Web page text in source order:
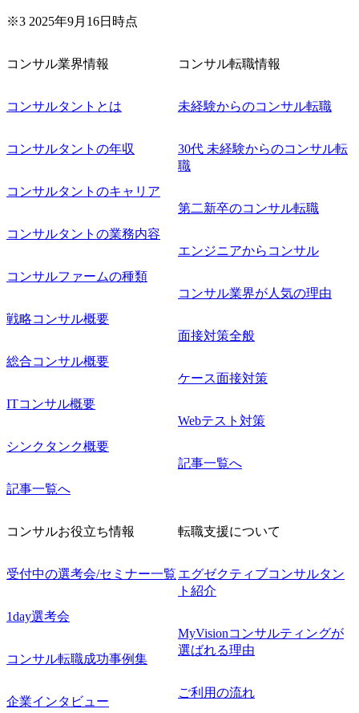
きます。 ● 勤務地 東京都渋谷区渋谷3丁目6-7 渋谷金王タワ
則により就業時間内の喫煙を全面的に禁止 ・禁煙サポート
制度あり オンライン ● 必須要件 以下いずれかのご経験をお
件定義～基本設計など上流経験2年以上 ・PMO経験2年以上
工程の経験 ・サブリーダー以上のマネジメント経験 ・お客
様との折衝経験、交渉経験 ・組織課題に対して主体的に業
務改善に取り組まれたご経験 ・アジャイル/スクラムへの興
味関心 ● 求める人物像 ・リーダーシップが取れる方/一人称
で主体的に動ける方 ・年齢にこだわらず、アドバイスを素
直に受け取れる方 ・推進力のある方
※3 2025年9月16日時点
コンサル業界情報
コンサルタントとは
コンサルタントの年収
コンサルタントのキャリア
コンサルタントの業務内容
コンサルファームの種類
戦略コンサル概要
総合コンサル概要
ITコンサル概要
シンクタンク概要
記事一覧へ
コンサル転職情報
未経験からのコンサル転職
30代 未経験からのコンサル転
職
第二新卒のコンサル転職
エンジニアからコンサル
コンサル業界が人気の理由
面接対策全般
ケース面接対策
Webテスト対策
記事一覧へ
コンサルお役立ち情報
受付中の選考会/セミナー一覧
1day選考会
コンサル転職成功事例集
企業インタビュー
転職支援について
エグゼクティブコンサルタン
ト紹介
MyVisionコンサルティングが
選ばれる理由
ご利用の流れ